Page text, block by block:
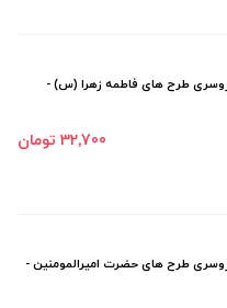
روسری طرح های فاطمه زهرا (س) -
32٬700 تومان
روسری طرح های حضرت امیرالمومنین -